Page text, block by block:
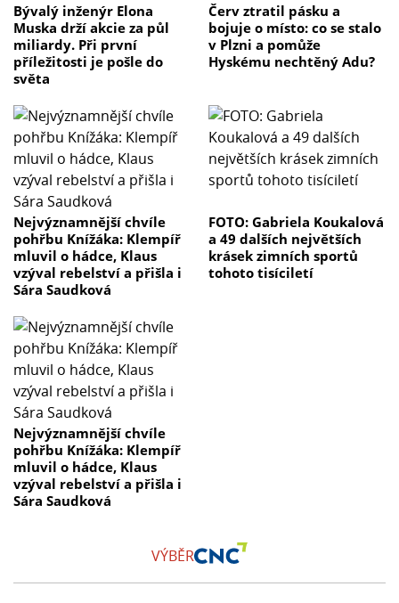
Bývalý inženýr Elona
Muska drží akcie za půl
miliardy. Při první
příležitosti je pošle do
světa
Červ ztratil pásku a
bojuje o místo: co se stalo
v Plzni a pomůže
Hyskému nechtěný Adu?
Nejvýznamnější chvíle
pohřbu Knížáka: Klempíř
mluvil o hádce, Klaus
vzýval rebelství a přišla i
Sára Saudková
FOTO: Gabriela Koukalová
a 49 dalších největších
krásek zimních sportů
tohoto tisíciletí
Nejvýznamnější chvíle
pohřbu Knížáka: Klempíř
mluvil o hádce, Klaus
vzýval rebelství a přišla i
Sára Saudková
VÝBĚR